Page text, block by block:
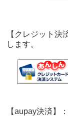
【クレジット
します。
【aupay決済】